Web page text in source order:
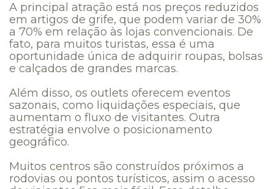
A principal atração está nos preços reduzidos
em artigos de grife, que podem variar de 30%
a 70% em relação às lojas convencionais. De
fato, para muitos turistas, essa é uma
oportunidade única de adquirir roupas, bolsas
e calçados de grandes marcas.
Além disso, os outlets oferecem eventos
sazonais, como liquidações especiais, que
aumentam o fluxo de visitantes. Outra
estratégia envolve o posicionamento
geográfico.
Muitos centros são construídos próximos a
rodovias ou pontos turísticos, assim o acesso